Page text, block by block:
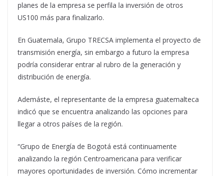
planes de la empresa se perfila la inversión de otros
US100 más para finalizarlo.
En Guatemala, Grupo TRECSA implementa el proyecto de
transmisión energía, sin embargo a futuro la empresa
podría considerar entrar al rubro de la generación y
distribución de energía.
Ademáste, el representante de la empresa guatemalteca
indicó que se encuentra analizando las opciones para
llegar a otros países de la región.
“Grupo de Energía de Bogotá está continuamente
analizando la región Centroamericana para verificar
mayores oportunidades de inversión. Cómo incrementar